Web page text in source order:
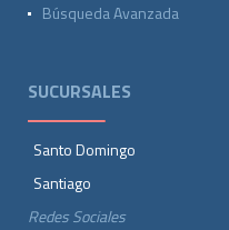
Búsqueda Avanzada
SUCURSALES
Santo Domingo
Santiago
Redes Sociales